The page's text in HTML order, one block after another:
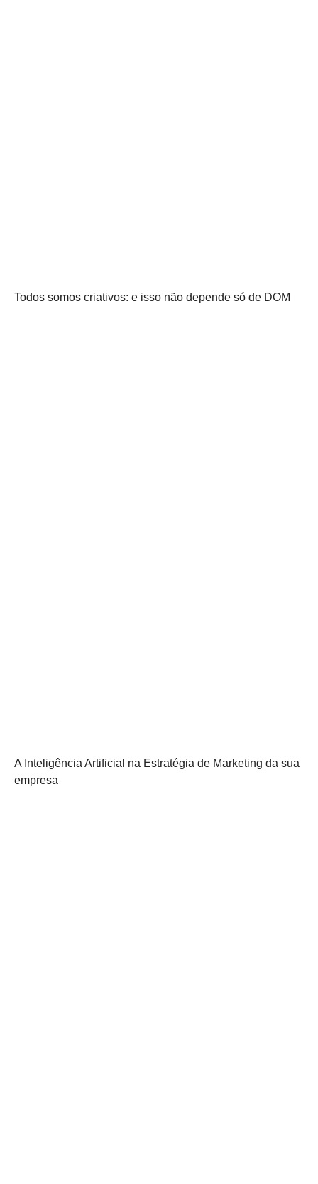
Todos somos criativos: e isso não depende só de DOM
A Inteligência Artificial na Estratégia de Marketing da sua
empresa